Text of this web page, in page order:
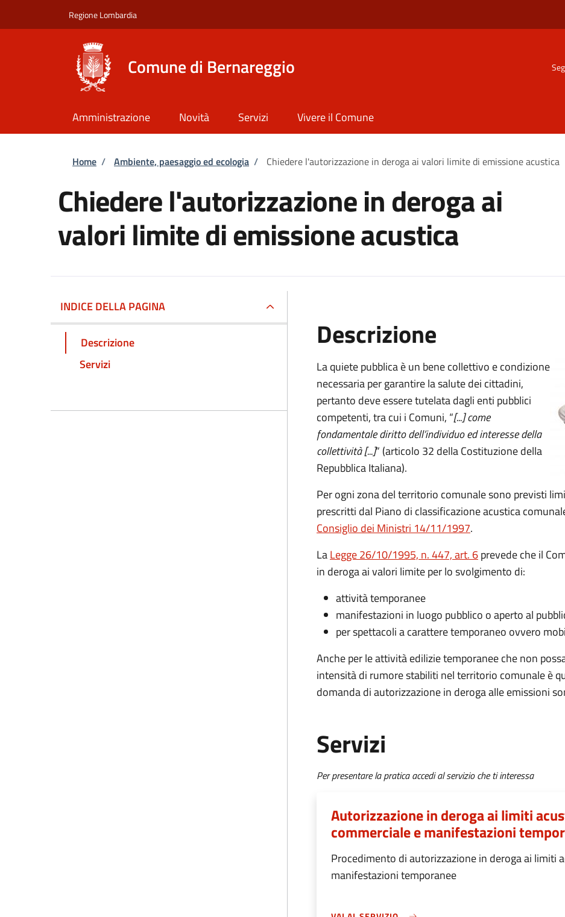
Regione Lombardia
Comune di Bernareggio
Amministrazione Novità Servizi Vivere il Comune
Briciole di pane
Home / Ambiente, paesaggio ed ecologia / Chiedere l'autorizzazione in deroga ai valori limite di emissione acustica
Chiedere l'autorizzazione in deroga ai
valori limite di emissione acustica
INDICE DELLA PAGINA
Descrizione
Servizi
Descrizione
La quiete pubblica è un bene collettivo e condizione
necessaria per garantire la salute dei cittadini,
pertanto deve essere tutelata dagli enti pubblici
competenti, tra cui i Comuni, “[...] come
fondamentale diritto dell’individuo ed interesse della
collettività [...]“ (articolo 32 della Costituzione della
Repubblica Italiana).
Per ogni zona del territorio comunale sono previsti
prescritti dal Piano di classificazione acustica
Consiglio dei Ministri 14/11/1997.
LaLegge 26/10/1995, n. 447, art. 6prevede che il
in deroga ai valori limite per lo svolgimento di:
attività temporanee
manifestazioni in luogo pubblico o aperto al
per spettacoli a carattere temporaneo ovvero
Anche per le attività edilizie temporanee che non
intensità di rumore stabiliti nel territorio comunale è
domanda di autorizzazione in deroga alle emissioni
Servizi
Per presentare la pratica accedi al servizio che ti interessa
Autorizzazione in deroga ai limiti
commerciale e manifestazioni
Procedimento di autorizzazione in deroga ai limiti
manifestazioni temporanee